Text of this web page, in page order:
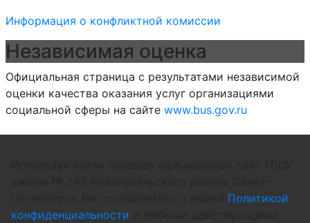
Информация о конфликтной комиссии
Независимая оценка
Официальная страница с результатами независимой
оценки качества оказания услуг организациями
социальной сферы на сайте www.bus.gov.ru
Политикой
конфиденциальности